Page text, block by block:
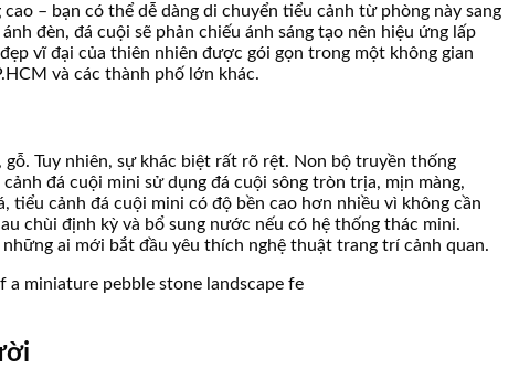
– bạn có thể dễ dàng di chuyển tiểu cảnh từ phòng này sang
đèn, đá cuội sẽ phản chiếu ánh sáng tạo nên hiệu ứng lấp
vĩ đại của thiên nhiên được gói gọn trong một không gian
và các thành phố lớn khác.
Tuy nhiên, sự khác biệt rất rõ rệt. Non bộ truyền thống
đá cuội mini sử dụng đá cuội sông tròn trịa, mịn màng,
cảnh đá cuội mini có độ bền cao hơn nhiều vì không cần
chùi định kỳ và bổ sung nước nếu có hệ thống thác mini.
ai mới bắt đầu yêu thích nghệ thuật trang trí cảnh quan.